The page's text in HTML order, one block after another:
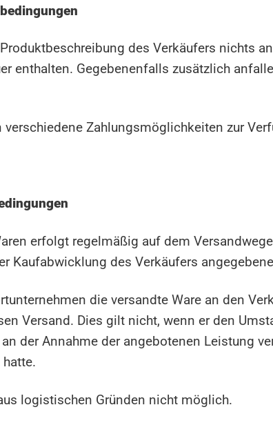
des Verkäufers nichts
enthalten. Gegebenenfalls zusätzlich
verschiedene Zahlungsmöglichkeiten zur
erfolgt regelmäßig auf dem
Kaufabwicklung des Verkäufers
die versandte Ware an den
Versand. Dies gilt nicht, wenn er den
der Annahme der angebotenen Leistung
logistischen Gründen nicht möglich.